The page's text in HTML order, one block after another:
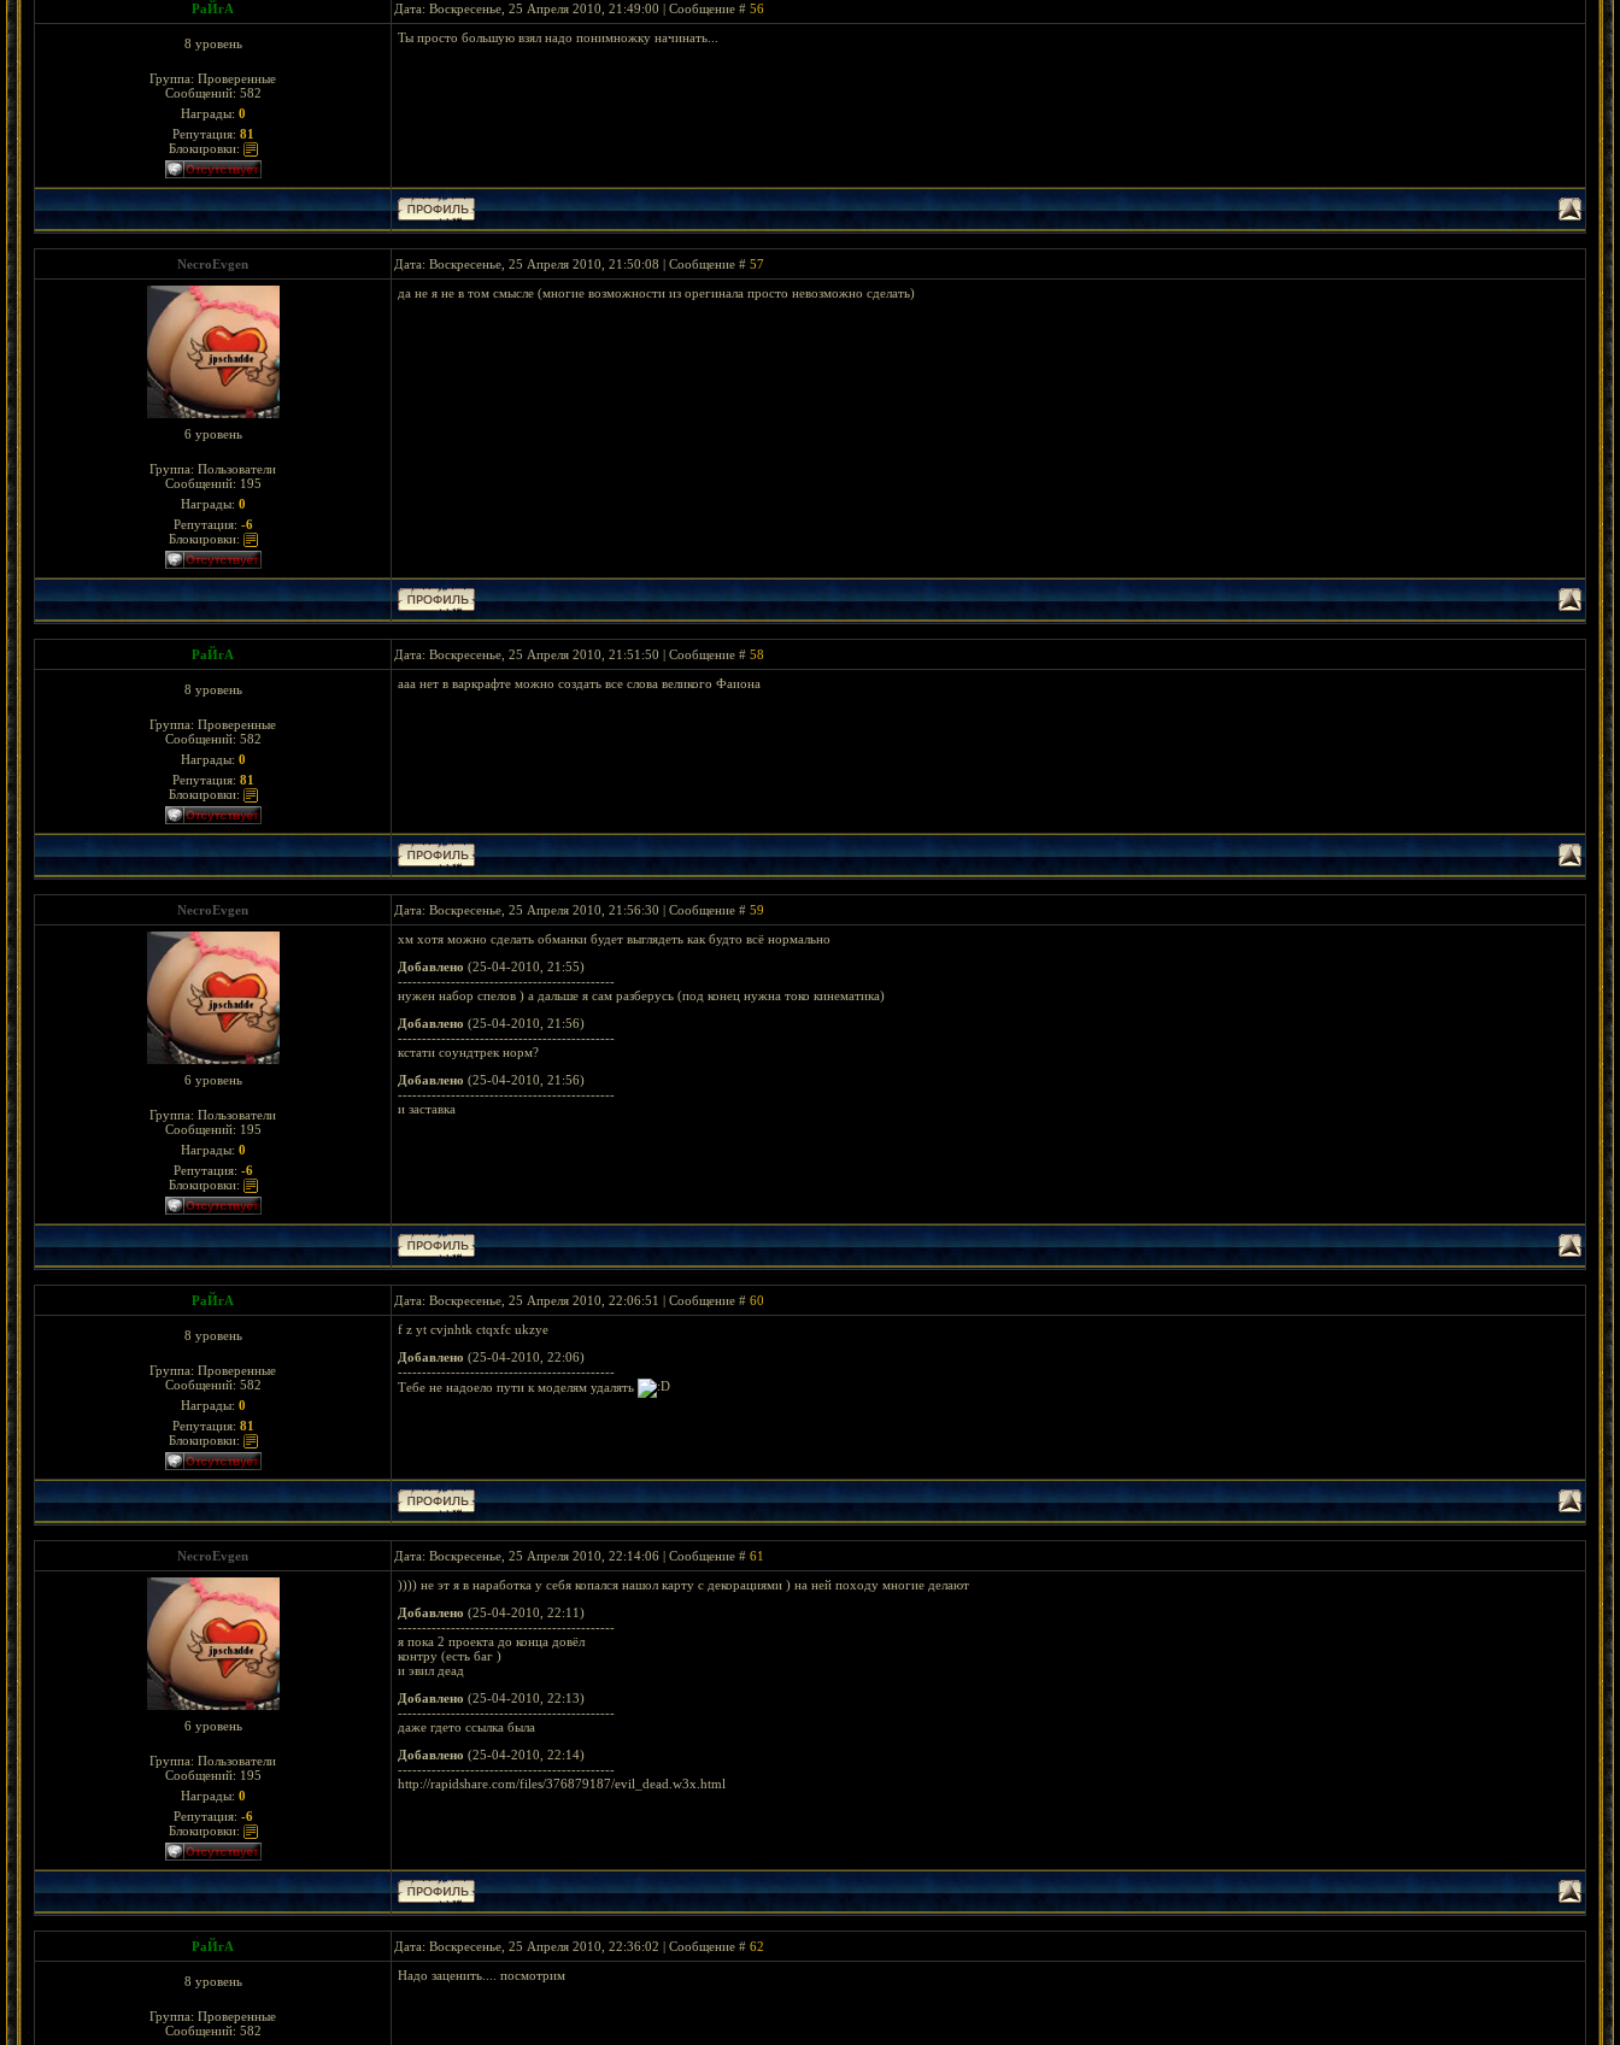
РаЙгА Дата: Воскресенье, 25 Апреля 2010, 21:49:00 | Сообщение # 56
8 уровень
Группа: Проверенные
Сообщений: 582
Награды: 0
Репутация: 81
Блокировки:
Ты просто большую взял надо понимножку начинать...
NecroEvgen Дата: Воскресенье, 25 Апреля 2010, 21:50:08 | Сообщение # 57
6 уровень
Группа: Пользователи
Сообщений: 195
Награды: 0
Репутация: -6
Блокировки:
да не я не в том смысле (многие возможности из орегинала просто невозможно сделать)
РаЙгА Дата: Воскресенье, 25 Апреля 2010, 21:51:50 | Сообщение # 58
8 уровень
Группа: Проверенные
Сообщений: 582
Награды: 0
Репутация: 81
Блокировки:
ааа нет в варкрафте можно создать все слова великого Фаиона
NecroEvgen Дата: Воскресенье, 25 Апреля 2010, 21:56:30 | Сообщение # 59
6 уровень
Группа: Пользователи
Сообщений: 195
Награды: 0
Репутация: -6
Блокировки:
хм хотя можно сделать обманки будет выглядеть как будто всё нормально
Добавлено (25-04-2010, 21:55)
---------------------------------------------
нужен набор спелов ) а дальше я сам разберусь (под конец нужна токо кинематика)
Добавлено (25-04-2010, 21:56)
---------------------------------------------
кстати соундтрек норм?
Добавлено (25-04-2010, 21:56)
---------------------------------------------
и заставка
РаЙгА Дата: Воскресенье, 25 Апреля 2010, 22:06:51 | Сообщение # 60
8 уровень
Группа: Проверенные
Сообщений: 582
Награды: 0
Репутация: 81
Блокировки:
f z yt cvjnhtk ctqxfc ukzye
Добавлено (25-04-2010, 22:06)
---------------------------------------------
Тебе не надоело пути к моделям удалять
NecroEvgen Дата: Воскресенье, 25 Апреля 2010, 22:14:06 | Сообщение # 61
6 уровень
Группа: Пользователи
Сообщений: 195
Награды: 0
Репутация: -6
Блокировки:
)))) не эт я в наработка у себя копался нашол карту с декорациями ) на ней походу многие делают
Добавлено (25-04-2010, 22:11)
---------------------------------------------
я пока 2 проекта до конца довёл
контру (есть баг )
и эвил деад
Добавлено (25-04-2010, 22:13)
---------------------------------------------
даже гдето ссылка была
Добавлено (25-04-2010, 22:14)
---------------------------------------------
http://rapidshare.com/files/376879187/evil_dead.w3x.html
РаЙгА Дата: Воскресенье, 25 Апреля 2010, 22:36:02 | Сообщение # 62
8 уровень
Группа: Проверенные
Сообщений: 582
Надо заценить.... посмотрим